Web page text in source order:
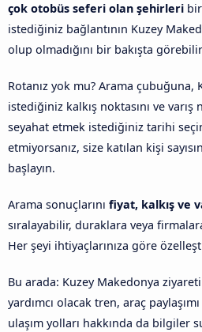
çok otobüs seferi olan şehirleri
istediğiniz bağlantının Kuzey
olup olmadığını bir bakışta
Rotanız yok mu? Arama çubuğuna,
istediğiniz kalkış noktasını ve varış
seyahat etmek istediğiniz tarihi
etmiyorsanız, size katılan kişi
başlayın.
Arama sonuçlarını fiyat, kalkış ve
sıralayabilir, duraklara veya
Her şeyi ihtiyaçlarınıza göre
Bu arada: Kuzey Makedonya
yardımcı olacak tren, araç
ulaşım yolları hakkında da bilgiler